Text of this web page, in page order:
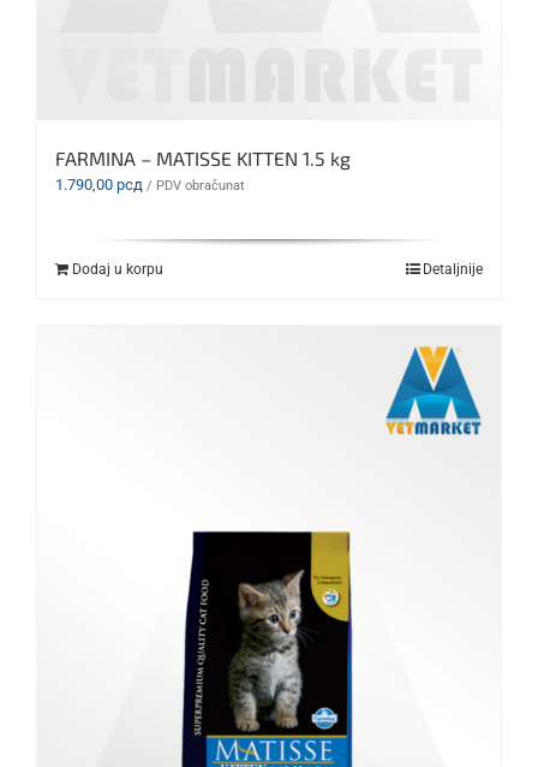
FARMINA – MATISSE KITTEN 1.5 kg
1.790,00 рсд / PDV obračunat
Dodaj u korpu Detaljnije